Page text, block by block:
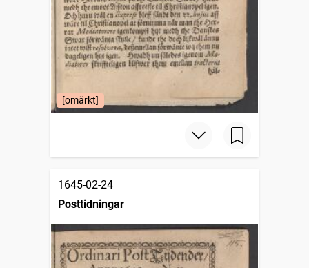
[omärkt]
1645-02-24
Posttidningar